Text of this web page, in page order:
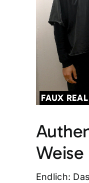
FAUX REAL
Weise
Endlich: